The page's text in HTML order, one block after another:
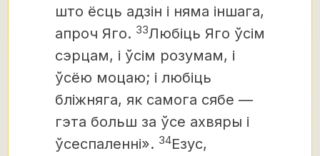
што ёсць адзін і няма іншага,
апроч Яго. 33Любіць Яго ўсім
сэрцам, і ўсім розумам, і
ўсёю моцаю; і любіць
бліжняга, як самога сябе —
гэта больш за ўсе ахвяры і
ўсеспаленні». 34Езус,